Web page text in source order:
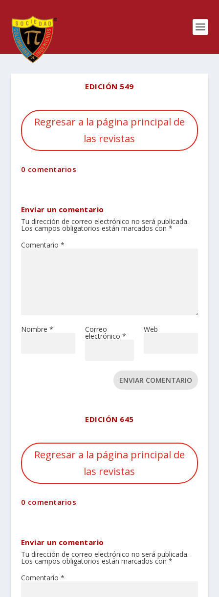
EDICIÓN 549
Regresar a la página principal de
las revistas
0 comentarios
Enviar un comentario
Tu dirección de correo electrónico no será publicada.
Los campos obligatorios están marcados con *
Comentario *
Nombre * Correo
electrónico *
Web
ENVIAR COMENTARIO
EDICIÓN 645
Regresar a la página principal de
las revistas
0 comentarios
Enviar un comentario
Tu dirección de correo electrónico no será publicada.
Los campos obligatorios están marcados con *
Comentario *